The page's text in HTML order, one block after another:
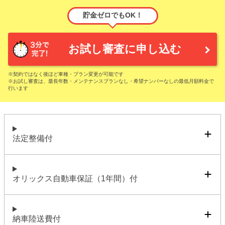
貯金ゼロでもOK！
お試し審査に申し込む
※契約ではなく後ほど車種・プラン変更が可能です
※お試し審査は、最長年数・メンテナンスプランなし・希望ナンバーなしの最低月額料金で
行います
法定整備付
オリックス自動車保証（1年間）付
納車陸送費付